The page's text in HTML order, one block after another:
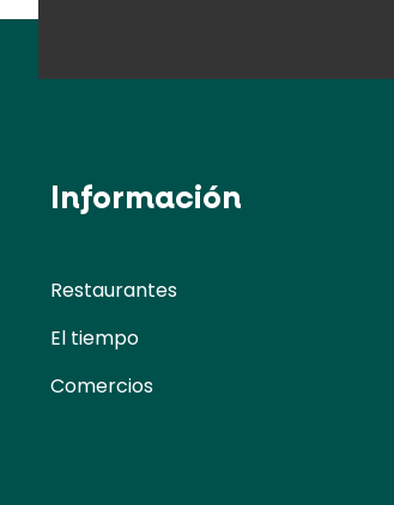
Información
Restaurantes
El tiempo
Comercios